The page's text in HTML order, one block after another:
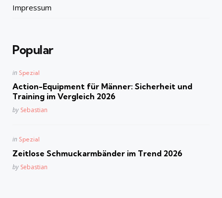
Impressum
Popular
Posted
in Spezial
Action-Equipment für Männer: Sicherheit und
Training im Vergleich 2026
Posted
by Sebastian
Posted
in Spezial
Zeitlose Schmuckarmbänder im Trend 2026
Posted
by Sebastian